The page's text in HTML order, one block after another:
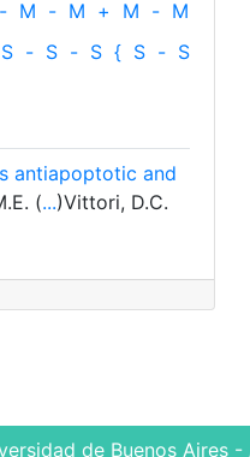
- M - M + M - M
S - S - S { S - S
antiapoptotic and
(...)Vittori, D.C.
de Buenos Aires -